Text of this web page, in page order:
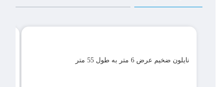
نایلون ضخیم عرض 6 متر به طول 55 متر